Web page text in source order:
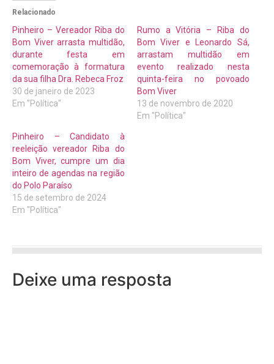
Relacionado
Pinheiro – Vereador Riba do
Bom Viver arrasta multidão,
durante festa em
comemoração à formatura
da sua filha Dra. Rebeca Froz
30 de janeiro de 2023
Em "Política"
Rumo a Vitória – Riba do
Bom Viver e Leonardo Sá,
arrastam multidão em
evento realizado nesta
quinta-feira no povoado
Bom Viver
13 de novembro de 2020
Em "Política"
Pinheiro – Candidato à
reeleição vereador Riba do
Bom Viver, cumpre um dia
inteiro de agendas na região
do Polo Paraíso
15 de setembro de 2024
Em "Política"
Deixe uma resposta